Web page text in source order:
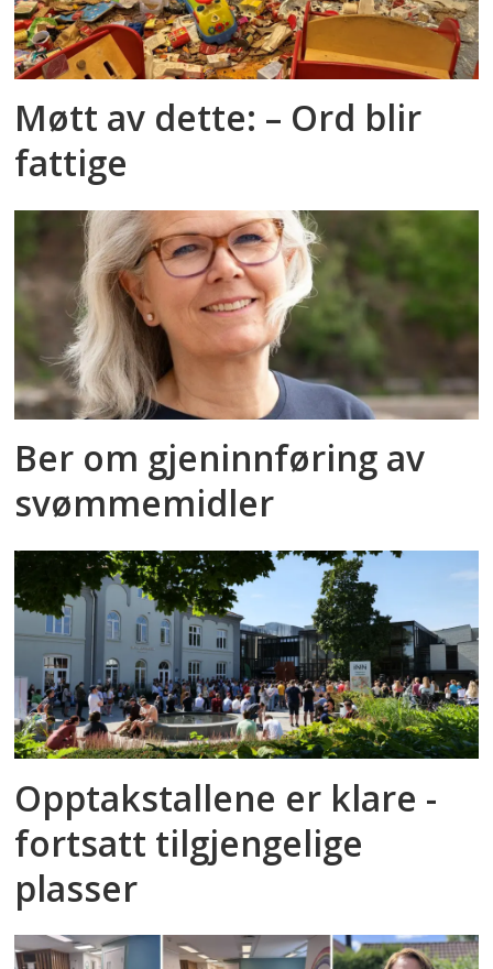
Møtt av dette: – Ord blir
fattige
Ber om gjeninnføring av
svømmemidler
Opptakstallene er klare -
fortsatt tilgjengelige
plasser